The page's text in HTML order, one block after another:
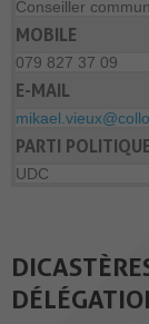
Conseiller
MOBILE
079 827 37 09
E-MAIL
PARTI POLITIQUE
UDC